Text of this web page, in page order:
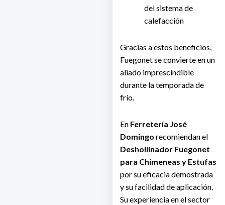
del sistema de
calefacción
Gracias a estos beneficios,
Fuegonet se convierte en un
aliado imprescindible
durante la temporada de
frío.
En Ferretería José
Domingo recomiendan el
Deshollinador Fuegonet
para Chimeneas y Estufas
por su eficacia demostrada
y su facilidad de aplicación.
Su experiencia en el sector